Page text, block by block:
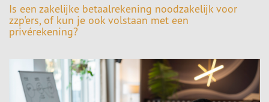
Is een zakelijke betaalrekening noodzakelijk voor
zzp'ers, of kun je ook volstaan met een
privérekening?